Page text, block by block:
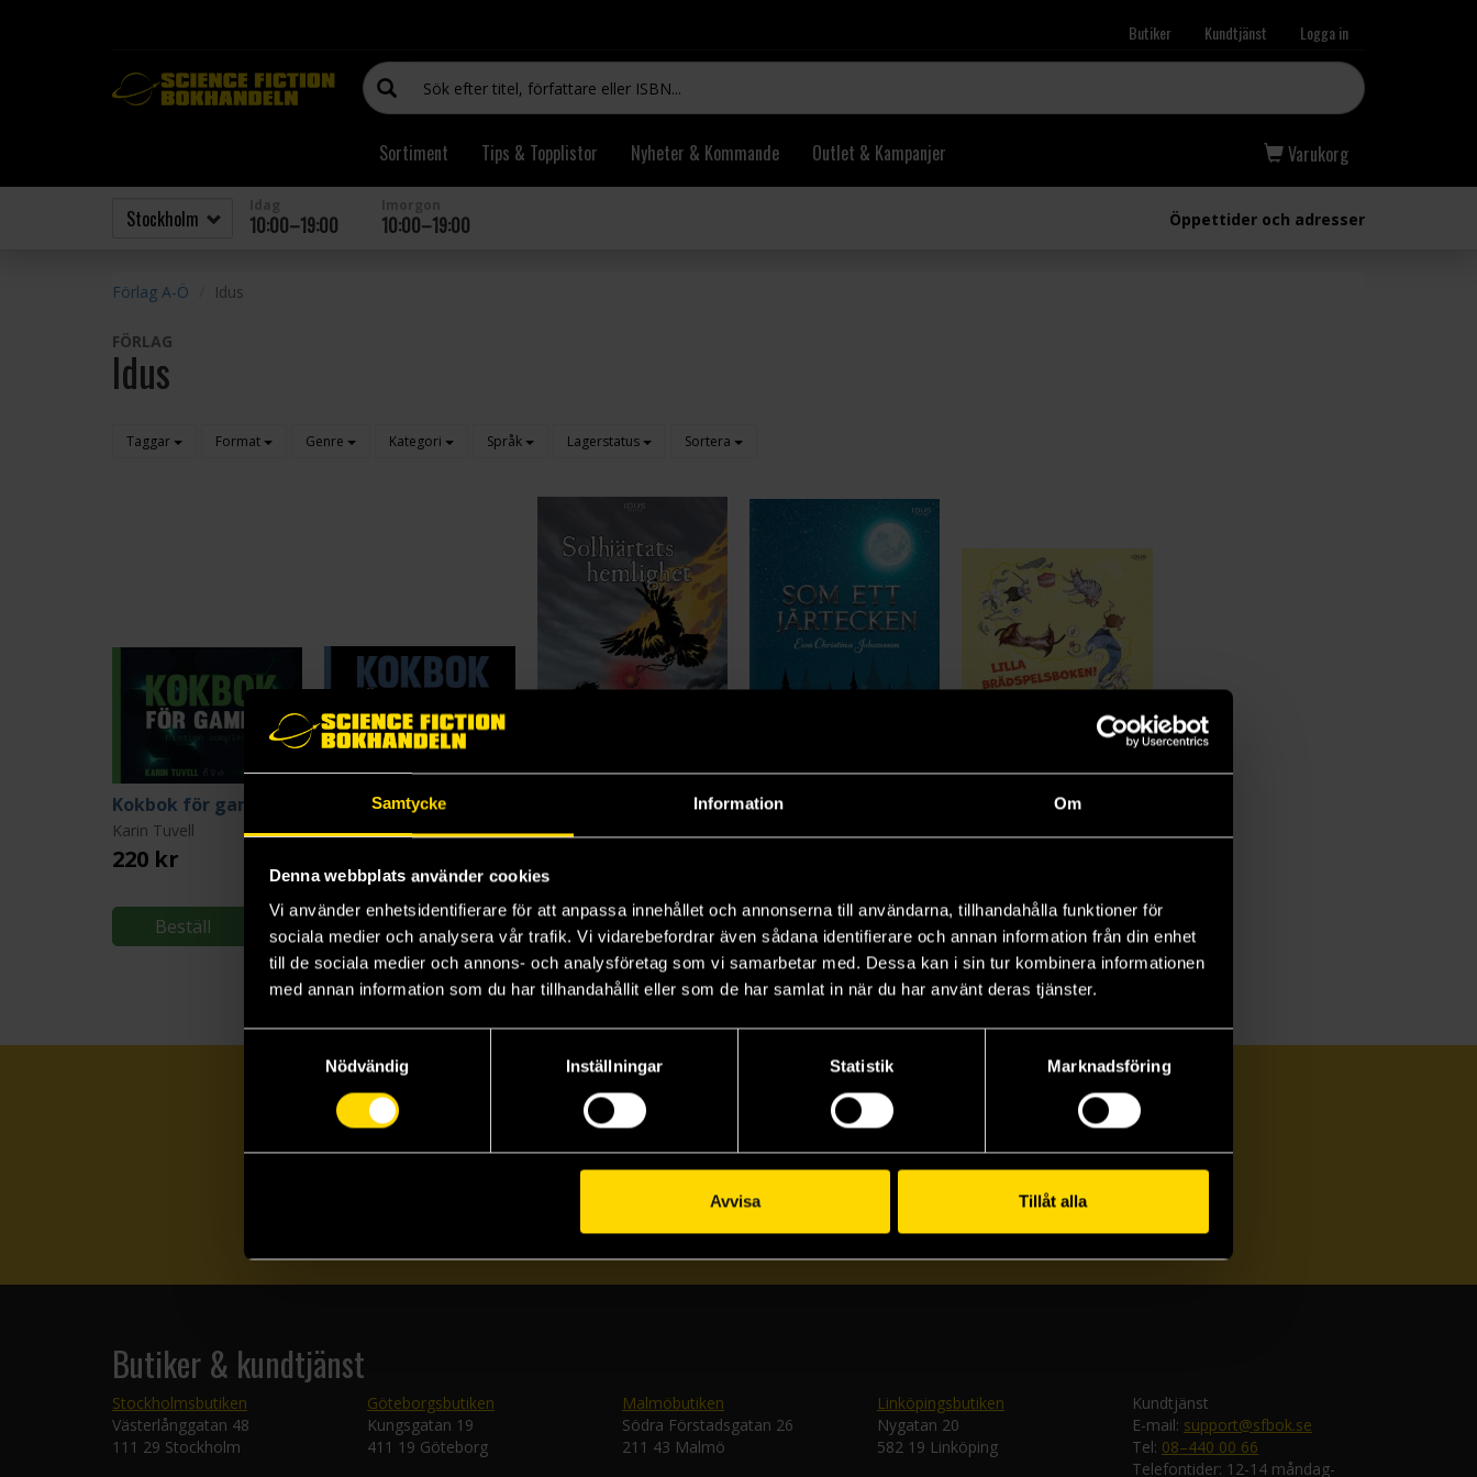
Samtycke Information Om
Denna webbplats använder cookies
Vi använder enhetsidentifierare för att anpassa innehållet och annonserna till användarna, tillhandahålla funktioner för
sociala medier och analysera vår trafik. Vi vidarebefordrar även sådana identifierare och annan information från din enhet
till de sociala medier och annons- och analysföretag som vi samarbetar med. Dessa kan i sin tur kombinera informationen
med annan information som du har tillhandahållit eller som de har samlat in när du har använt deras tjänster.
Nödvändig
Inställningar Statistik Marknadsföring
Avvisa Tillåt alla
Butiker Kundtjänst Logga in
Sortiment Tips & Topplistor Nyheter & Kommande Outlet & Kampanjer Varukorg
10:00–19:00 10:00–19:00 Öppettider och adresser
Förlag A-Ö Idus
FÖRLAG
Idus
Taggar Format Genre Kategori Språk Lagerstatus Sortera
Karin Tuvell
220 kr
Beställ
Karin Tuvell
Beställ
Solhjärtats hemlighet
Pär Sahlin
Beställ
Som ett järtecken
Beställ
Lilla brädspelsboken
Läs mer
Prenumerera på vårt nyhetsbrev
Butiker & kundtjänst
Stockholmsbutiken
Västerlånggatan 48
111 29 Stockholm
Göteborgsbutiken
Kungsgatan 19
411 19 Göteborg
Malmöbutiken
Södra Förstadsgatan 26
211 43 Malmö
Linköpingsbutiken
Nygatan 20
582 19 Linköping
Kundtjänst
E-mail: support@sfbok.se
Tel: 08–440 00 66
Telefontider: 12-14 måndag-